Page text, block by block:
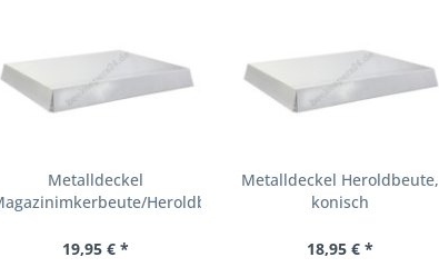
Metalldeckel
Heroldbeute,...
19,95 € *
Metalldeckel Heroldbeute,
konisch
18,95 € *